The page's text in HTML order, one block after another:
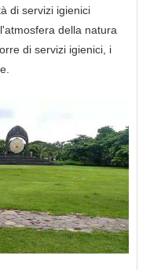
di servizi igienici
della natura
di servizi igienici, i